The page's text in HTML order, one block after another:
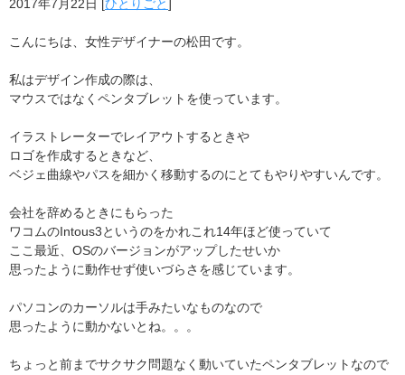
2017年7月22日 [ひとりごと]
こんにちは、女性デザイナーの松田です。
私はデザイン作成の際は、
マウスではなくペンタブレットを使っています。
イラストレーターでレイアウトするときや
ロゴを作成するときなど、
ベジェ曲線やパスを細かく移動するのにとてもやりやすいんです。
会社を辞めるときにもらった
ワコムのIntous3というのをかれこれ14年ほど使っていて
ここ最近、OSのバージョンがアップしたせいか
思ったように動作せず使いづらさを感じています。
パソコンのカーソルは手みたいなものなので
思ったように動かないとね。。。
ちょっと前までサクサク問題なく動いていたペンタブレットなので